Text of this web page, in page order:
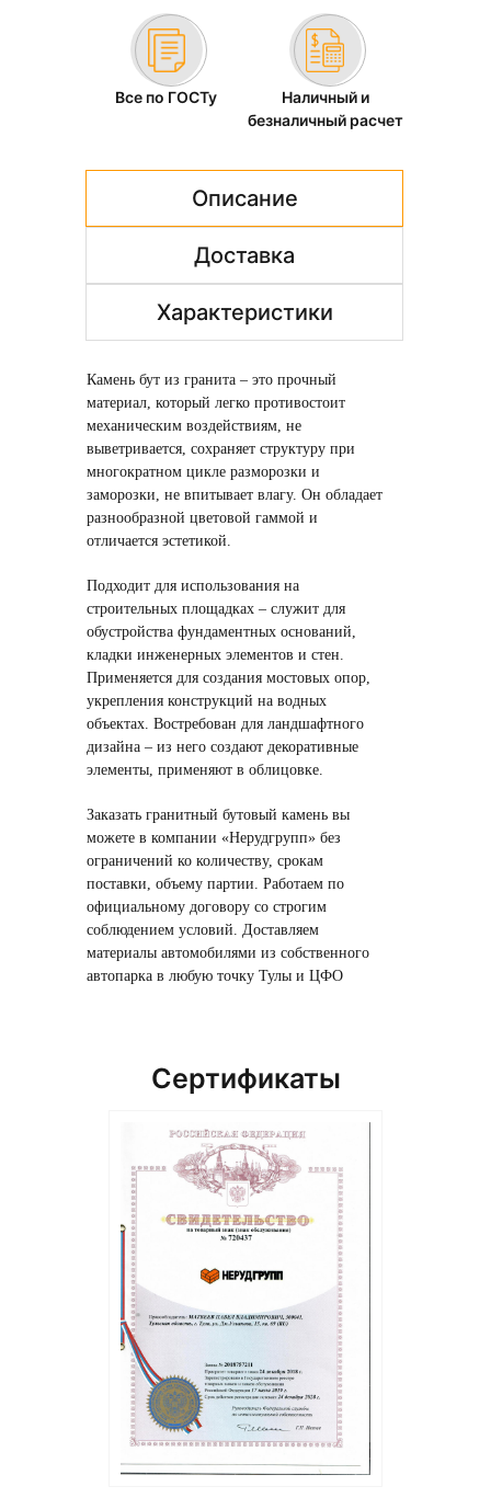
Все по ГОСТу
Наличный и
безналичный расчет
Описание
Доставка
Характеристики
Камень бут из гранита – это прочный
материал, который легко противостоит
механическим воздействиям, не
выветривается, сохраняет структуру при
многократном цикле разморозки и
заморозки, не впитывает влагу. Он обладает
разнообразной цветовой гаммой и
отличается эстетикой.
Подходит для использования на
строительных площадках – служит для
обустройства фундаментных оснований,
кладки инженерных элементов и стен.
Применяется для создания мостовых опор,
укрепления конструкций на водных
объектах. Востребован для ландшафтного
дизайна – из него создают декоративные
элементы, применяют в облицовке.
Заказать гранитный бутовый камень вы
можете в компании «Нерудгрупп» без
ограничений ко количеству, срокам
поставки, объему партии. Работаем по
официальному договору со строгим
соблюдением условий. Доставляем
материалы автомобилями из собственного
автопарка в любую точку Тулы и ЦФО
Сертификаты